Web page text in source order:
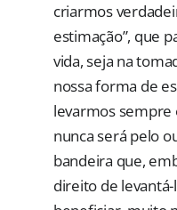
criarmos
estimação”, que
vida, seja na
nossa forma de
levarmos sempre
nunca será pelo
bandeira que,
direito de